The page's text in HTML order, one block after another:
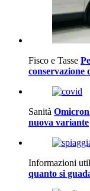
Fisco e Tasse
conservazione
Sanità Omicron
nuova variante
Informazioni
quanto si